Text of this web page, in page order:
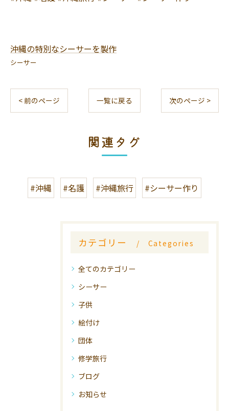
沖縄の特別なシーサーを製作
シーサー
< 前のページ 一覧に戻る 次のページ >
関連タグ
#沖縄 #名護 #沖縄旅行 #シーサー作り
カテゴリー Categories
全てのカテゴリー
シーサー
子供
絵付け
団体
修学旅行
ブログ
お知らせ